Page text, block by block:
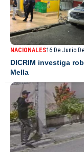
NACIONALES16 De Junio
DICRIM investiga
Mella